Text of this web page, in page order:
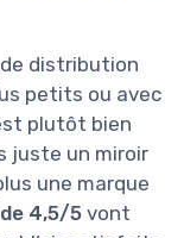
distribution
petits ou avec
plutôt bien
juste un miroir
une marque
4,5/5vont